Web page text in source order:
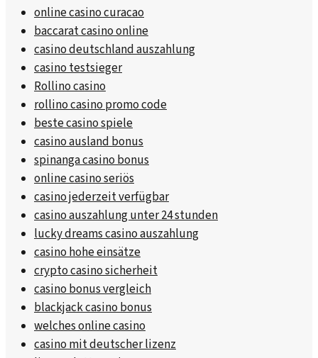
online casino curacao
baccarat casino online
casino deutschland auszahlung
casino testsieger
Rollino casino
rollino casino promo code
beste casino spiele
casino ausland bonus
spinanga casino bonus
online casino seriös
casino jederzeit verfügbar
casino auszahlung unter 24 stunden
lucky dreams casino auszahlung
casino hohe einsätze
crypto casino sicherheit
casino bonus vergleich
blackjack casino bonus
welches online casino
casino mit deutscher lizenz